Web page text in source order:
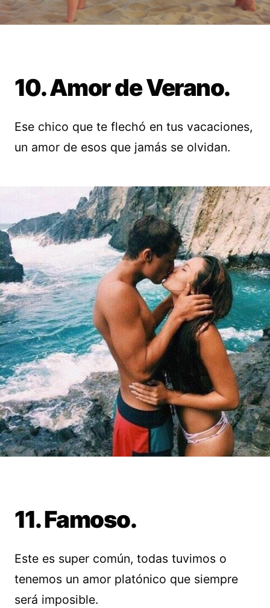
10. Amor de Verano.
Ese chico que te flechó en tus vacaciones,
un amor de esos que jamás se olvidan.
11. Famoso.
Este es super común, todas tuvimos o
tenemos un amor platónico que siempre
será imposible.